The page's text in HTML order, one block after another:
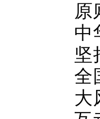
原
中
坚
全
大